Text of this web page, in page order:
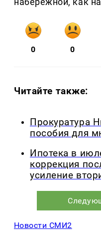
0 0
Читайте также:
Прокуратура
пособия для
Ипотека в
коррекция
усиление
Новости СМИ2